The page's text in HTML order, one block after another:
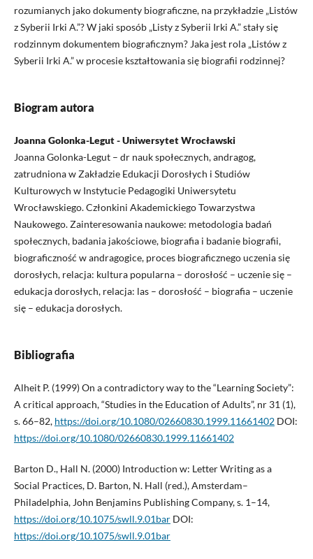
rozumianych jako dokumenty biograficzne, na przykładzie „Listów
z Syberii Irki A.”? W jaki sposób „Listy z Syberii Irki A.” stały się
rodzinnym dokumentem biograficznym? Jaka jest rola „Listów z
Syberii Irki A.” w procesie kształtowania się biografii rodzinnej?
Biogram autora
Joanna Golonka-Legut - Uniwersytet Wrocławski
Joanna Golonka-Legut – dr nauk społecznych, andragog,
zatrudniona w Zakładzie Edukacji Dorosłych i Studiów
Kulturowych w Instytucie Pedagogiki Uniwersytetu
Wrocławskiego. Członkini Akademickiego Towarzystwa
Naukowego. Zainteresowania naukowe: metodologia badań
społecznych, badania jakościowe, biografia i badanie biografii,
biograficzność w andragogice, proces biograficznego uczenia się
dorosłych, relacja: kultura popularna – dorosłość – uczenie się –
edukacja dorosłych, relacja: las – dorosłość – biografia – uczenie
się – edukacja dorosłych.
Bibliografia
Alheit P. (1999) On a contradictory way to the “Learning Society”:
A critical approach, “Studies in the Education of Adults”, nr 31 (1),
s. 66–82, https://doi.org/10.1080/02660830.1999.11661402DOI:
https://doi.org/10.1080/02660830.1999.11661402
Barton D., Hall N. (2000) Introduction w: Letter Writing as a
Social Practices, D. Barton, N. Hall (red.), Amsterdam–
Philadelphia, John Benjamins Publishing Company, s. 1–14,
https://doi.org/10.1075/swll.9.01barDOI:
https://doi.org/10.1075/swll.9.01bar